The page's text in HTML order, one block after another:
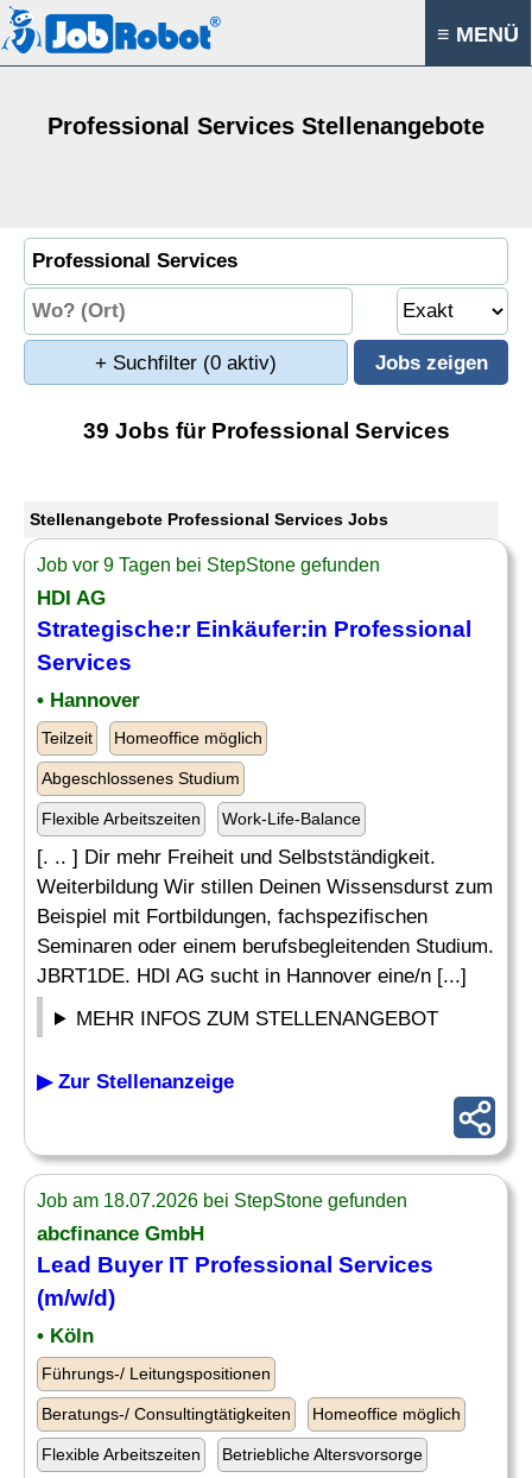
≡ MENÜ
Professional Services Stellenangebote
+ Suchfilter (0 aktiv)
39 Jobs für Professional Services
Stellenangebote Professional Services Jobs
Job vor 9 Tagen bei StepStone gefunden
HDI AG
Strategische:r Einkäufer:in Professional
Services
• Hannover
Teilzeit Homeoffice möglich
Abgeschlossenes Studium
Flexible Arbeitszeiten Work-Life-Balance
[. .. ] Dir mehr Freiheit und Selbstständigkeit.
Weiterbildung Wir stillen Deinen Wissensdurst zum
Beispiel mit Fortbildungen, fachspezifischen
Seminaren oder einem berufsbegleitenden Studium.
JBRT1DE. HDI AG sucht in Hannover eine/n [...]
MEHR INFOS ZUM STELLENANGEBOT
▶ Zur Stellenanzeige
Job am 18.07.2026 bei StepStone gefunden
abcfinance GmbH
Lead Buyer IT Professional Services
(m/w/d)
• Köln
Führungs-/ Leitungspositionen
Beratungs-/ Consultingtätigkeiten Homeoffice möglich
Flexible Arbeitszeiten Betriebliche Altersvorsorge